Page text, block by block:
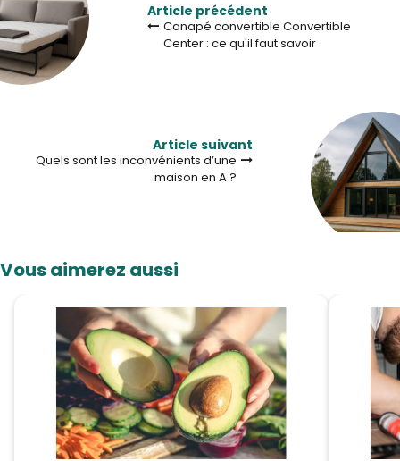
Article précédent
Canapé convertible Convertible
Center : ce qu'il faut savoir
Article suivant
Quels sont les inconvénients d’une
maison en A ?
Vous aimerez aussi